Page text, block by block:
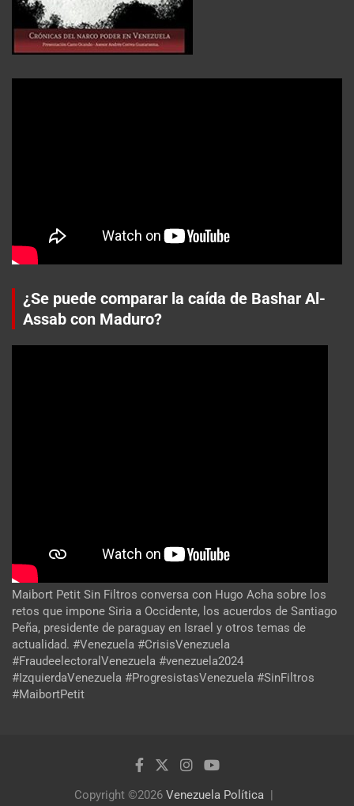
¿Se puede comparar la caída de Bashar Al-
Assab con Maduro?
Maibort Petit Sin Filtros conversa con Hugo Acha sobre los
retos que impone Siria a Occidente, los acuerdos de Santiago
Peña, presidente de paraguay en Israel y otros temas de
actualidad. #Venezuela #CrisisVenezuela
#FraudeelectoralVenezuela #venezuela2024
#IzquierdaVenezuela #ProgresistasVenezuela #SinFiltros
#MaibortPetit
Copyright ©2026 Venezuela Política